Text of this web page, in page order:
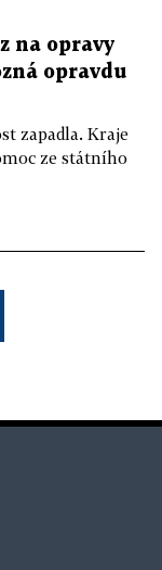
na opravy
opravdu
zapadla. Kraje
ze státního